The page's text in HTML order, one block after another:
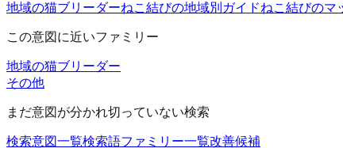
地域の猫ブリーダーねこ結びの地域別ガイドねこ結びのマ
この意図に近いファミリー
地域の猫ブリーダー
その他
まだ意図が分かれ切っていない検索
検索意図一覧検索語ファミリー一覧改善候補